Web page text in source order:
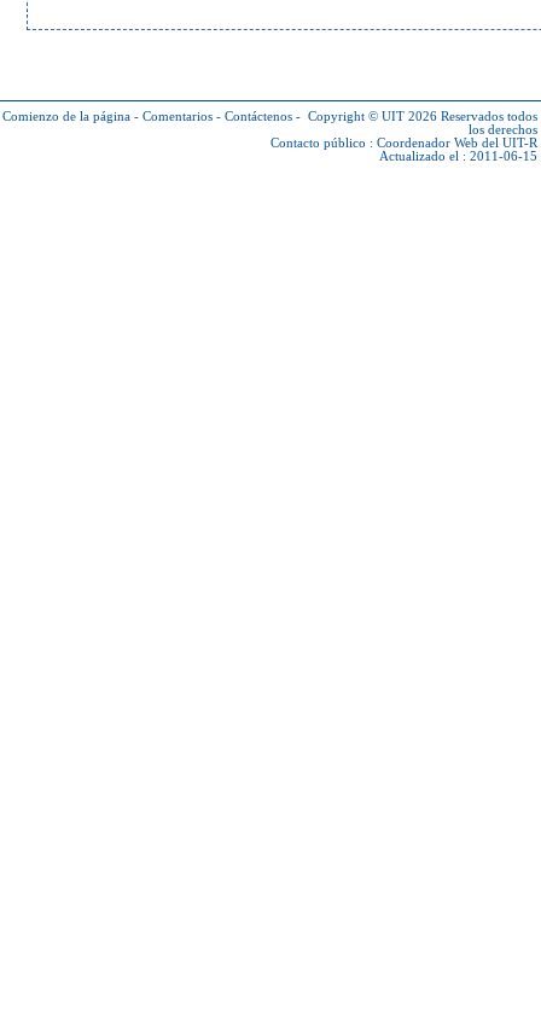
Comienzo de la página - Comentarios - Contáctenos - Copyright © UIT 2026 Reservados todos
los derechos
Contacto público : Coordenador Web del UIT-R
Actualizado el : 2011-06-15